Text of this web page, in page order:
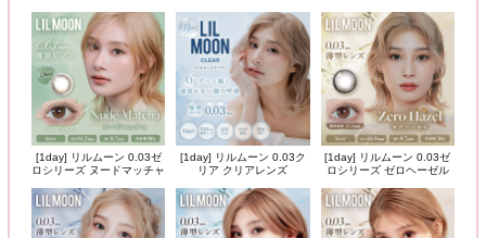
[1day] リルムーン 0.03ゼ
ロシリーズ ヌードマッチャ
[1day] リルムーン 0.03ク
リア クリアレンズ
[1day] リルムーン 0.03ゼ
ロシリーズ ゼロヘーゼル